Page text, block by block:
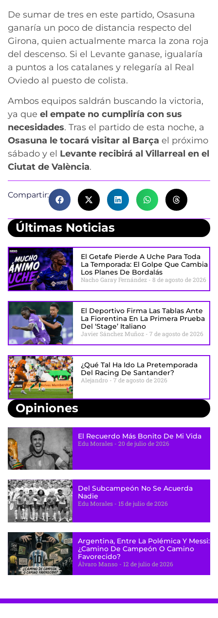
De sumar de tres en este partido, Osasuna
ganaría un poco de distancia respecto del
Girona, quien actualmente marca la zona roja
del descenso. Si el Levante ganase, igualaría
a puntos a los catalanes y relegaría al Real
Oviedo al puesto de colista.
Ambos equipos saldrán buscando la victoria,
ya que el empate no cumpliría con sus
necesidades. Tras el partido de esta noche, a
Osasuna le tocará visitar al Barça el próximo
sábado y el Levante recibirá al Villarreal en el
Ciutat de València.
Compartir:
Últimas Noticias
El Getafe Pierde A Uche Para Toda
La Temporada: El Golpe Que Cambia
Los Planes De Bordalás
Nacho Garay Fernández 8 de agosto de 2026
El Deportivo Firma Las Tablas Ante
La Fiorentina En La Primera Prueba
Del ‘stage’ Italiano
Javier Sánchez Muñoz 7 de agosto de 2026
¿Qué Tal Ha Ido La Pretemporada
Del Racing De Santander?
Alejandro 7 de agosto de 2026
Opiniones
El Recuerdo Más Bonito De Mi Vida
Edu Morales 20 de julio de 2026
Del Subcampeón No Se Acuerda
Nadie
Edu Morales 15 de julio de 2026
Argentina, Entre La Polémica Y Messi:
¿camino De Campeón O Camino
Favorecido?
Álvaro Manso 12 de julio de 2026